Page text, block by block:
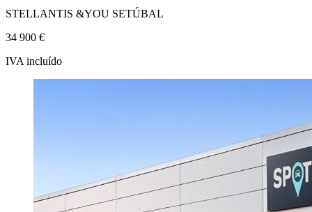
STELLANTIS &YOU SETÚBAL
34 900 €
IVA incluído